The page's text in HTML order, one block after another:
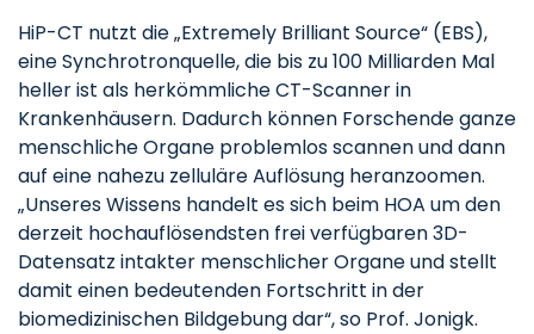
HiP-CT nutzt die „Extremely Brilliant Source“ (EBS),
eine Synchrotronquelle, die bis zu 100 Milliarden Mal
heller ist als herkömmliche CT-Scanner in
Krankenhäusern. Dadurch können Forschende ganze
menschliche Organe problemlos scannen und dann
auf eine nahezu zelluläre Auflösung heranzoomen.
„Unseres Wissens handelt es sich beim HOA um den
derzeit hochauflösendsten frei verfügbaren 3D-
Datensatz intakter menschlicher Organe und stellt
damit einen bedeutenden Fortschritt in der
biomedizinischen Bildgebung dar“, so Prof. Jonigk.